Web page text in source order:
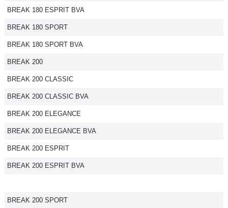
Forum
Marques
BREAK 180 ESPRIT BVA
BREAK 180 SPORT
BREAK 180 SPORT BVA
BREAK 200
BREAK 200 CLASSIC
BREAK 200 CLASSIC BVA
BREAK 200 ELEGANCE
BREAK 200 ELEGANCE BVA
BREAK 200 ESPRIT
BREAK 200 ESPRIT BVA
BREAK 200 SPORT